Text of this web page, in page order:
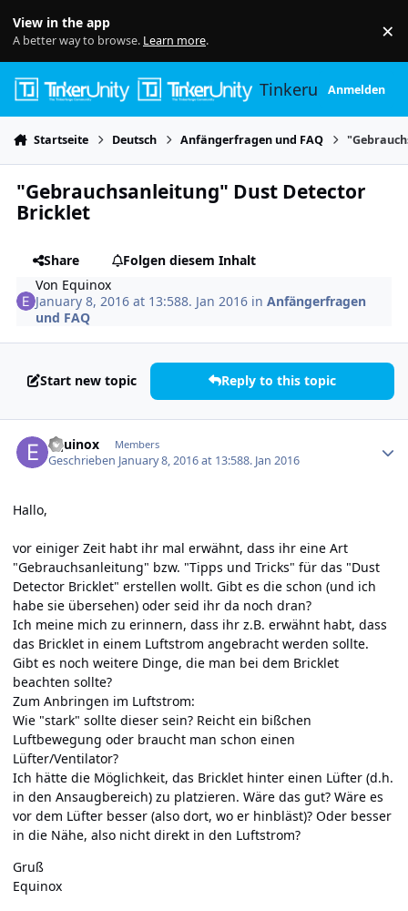
View in the app
A better way to browse. Learn more. ×
TinkerunityAnmelden
Startseite Deutsch Anfängerfragen und FAQ
"Gebrauchsanleitung" Dust Detector
Bricklet
Share
Folgen diesem Inhalt
Von Equinox
January 8, 2016 at 13:588. Jan 2016 inAnfängerfragen
und FAQ
Start new topic Reply to this topic
Equinox Members
Geschrieben January 8, 2016 at 13:588. Jan 2016
Hallo,
vor einiger Zeit habt ihr mal erwähnt, dass ihr eine Art
"Gebrauchsanleitung" bzw. "Tipps und Tricks" für das "Dust
Detector Bricklet" erstellen wollt. Gibt es die schon (und ich
habe sie übersehen) oder seid ihr da noch dran?
Ich meine mich zu erinnern, dass ihr z.B. erwähnt habt, dass
das Bricklet in einem Luftstrom angebracht werden sollte.
Gibt es noch weitere Dinge, die man bei dem Bricklet
beachten sollte?
Zum Anbringen im Luftstrom:
Wie "stark" sollte dieser sein? Reicht ein bißchen
Luftbewegung oder braucht man schon einen
Lüfter/Ventilator?
Ich hätte die Möglichkeit, das Bricklet hinter einen Lüfter (d.h.
in den Ansaugbereich) zu platzieren. Wäre das gut? Wäre es
vor dem Lüfter besser (also dort, wo er hinbläst)? Oder besser
in die Nähe, also nicht direkt in den Luftstrom?
Gruß
Equinox